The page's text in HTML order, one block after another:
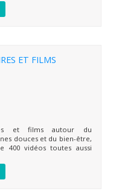
ET FILMS
et films autour du
douces et du bien-être,
400 vidéos toutes aussi